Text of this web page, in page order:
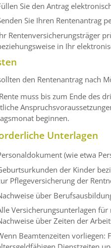
Sie den Antrag
Sie Ihren Rentenantrag
Rentenversicherungsträger
in Ihr
den Rentenantrag nach
muss bis zum Ende des
beginnen.
Unterlagen
(wie etwa
der Kinder
Pflegeversicherung der
über
Versicherungsunterlagen
über Zeiten der
Beamtenzeiten vorliegen: